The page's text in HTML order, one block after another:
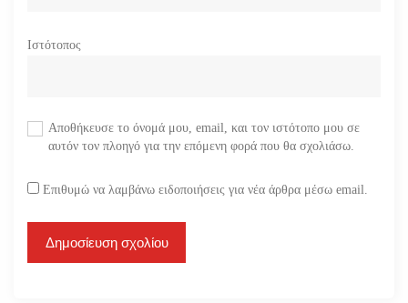
Ιστότοπος
Αποθήκευσε το όνομά μου, email, και τον ιστότοπο μου σε
αυτόν τον πλοηγό για την επόμενη φορά που θα σχολιάσω.
Επιθυμώ να λαμβάνω ειδοποιήσεις για νέα άρθρα μέσω email.